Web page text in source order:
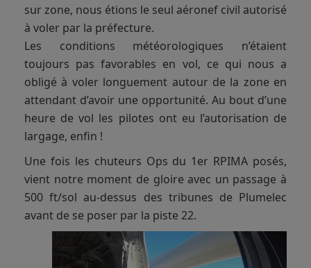
sur zone, nous étions le seul aéronef civil autorisé
à voler par la préfecture.
Les conditions météorologiques n’étaient
toujours pas favorables en vol, ce qui nous a
obligé à voler longuement autour de la zone en
attendant d’avoir une opportunité. Au bout d’une
heure de vol les pilotes ont eu l’autorisation de
largage, enfin !
Une fois les chuteurs Ops du 1er RPIMA posés,
vient notre moment de gloire avec un passage à
500 ft/sol au-dessus des tribunes de Plumelec
avant de se poser par la piste 22.